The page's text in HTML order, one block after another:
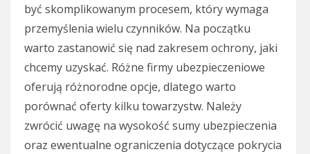
być skomplikowanym procesem, który wymaga
przemyślenia wielu czynników. Na początku
warto zastanowić się nad zakresem ochrony, jaki
chcemy uzyskać. Różne firmy ubezpieczeniowe
oferują różnorodne opcje, dlatego warto
porównać oferty kilku towarzystw. Należy
zwrócić uwagę na wysokość sumy ubezpieczenia
oraz ewentualne ograniczenia dotyczące pokrycia